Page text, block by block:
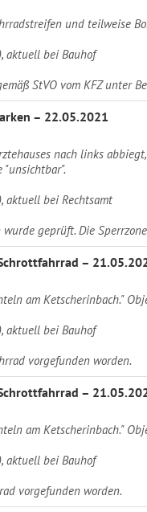
und teilweise
aktuell bei Bauhof
StVO vom KFZ unter
– 22.05.2021
nach links
aktuell bei Rechtsamt
wurde geprüft. Die
–
am Ketscherinbach."
aktuell bei Bauhof
vorgefunden worden.
–
am Ketscherinbach."
aktuell bei Bauhof
vorgefunden worden.